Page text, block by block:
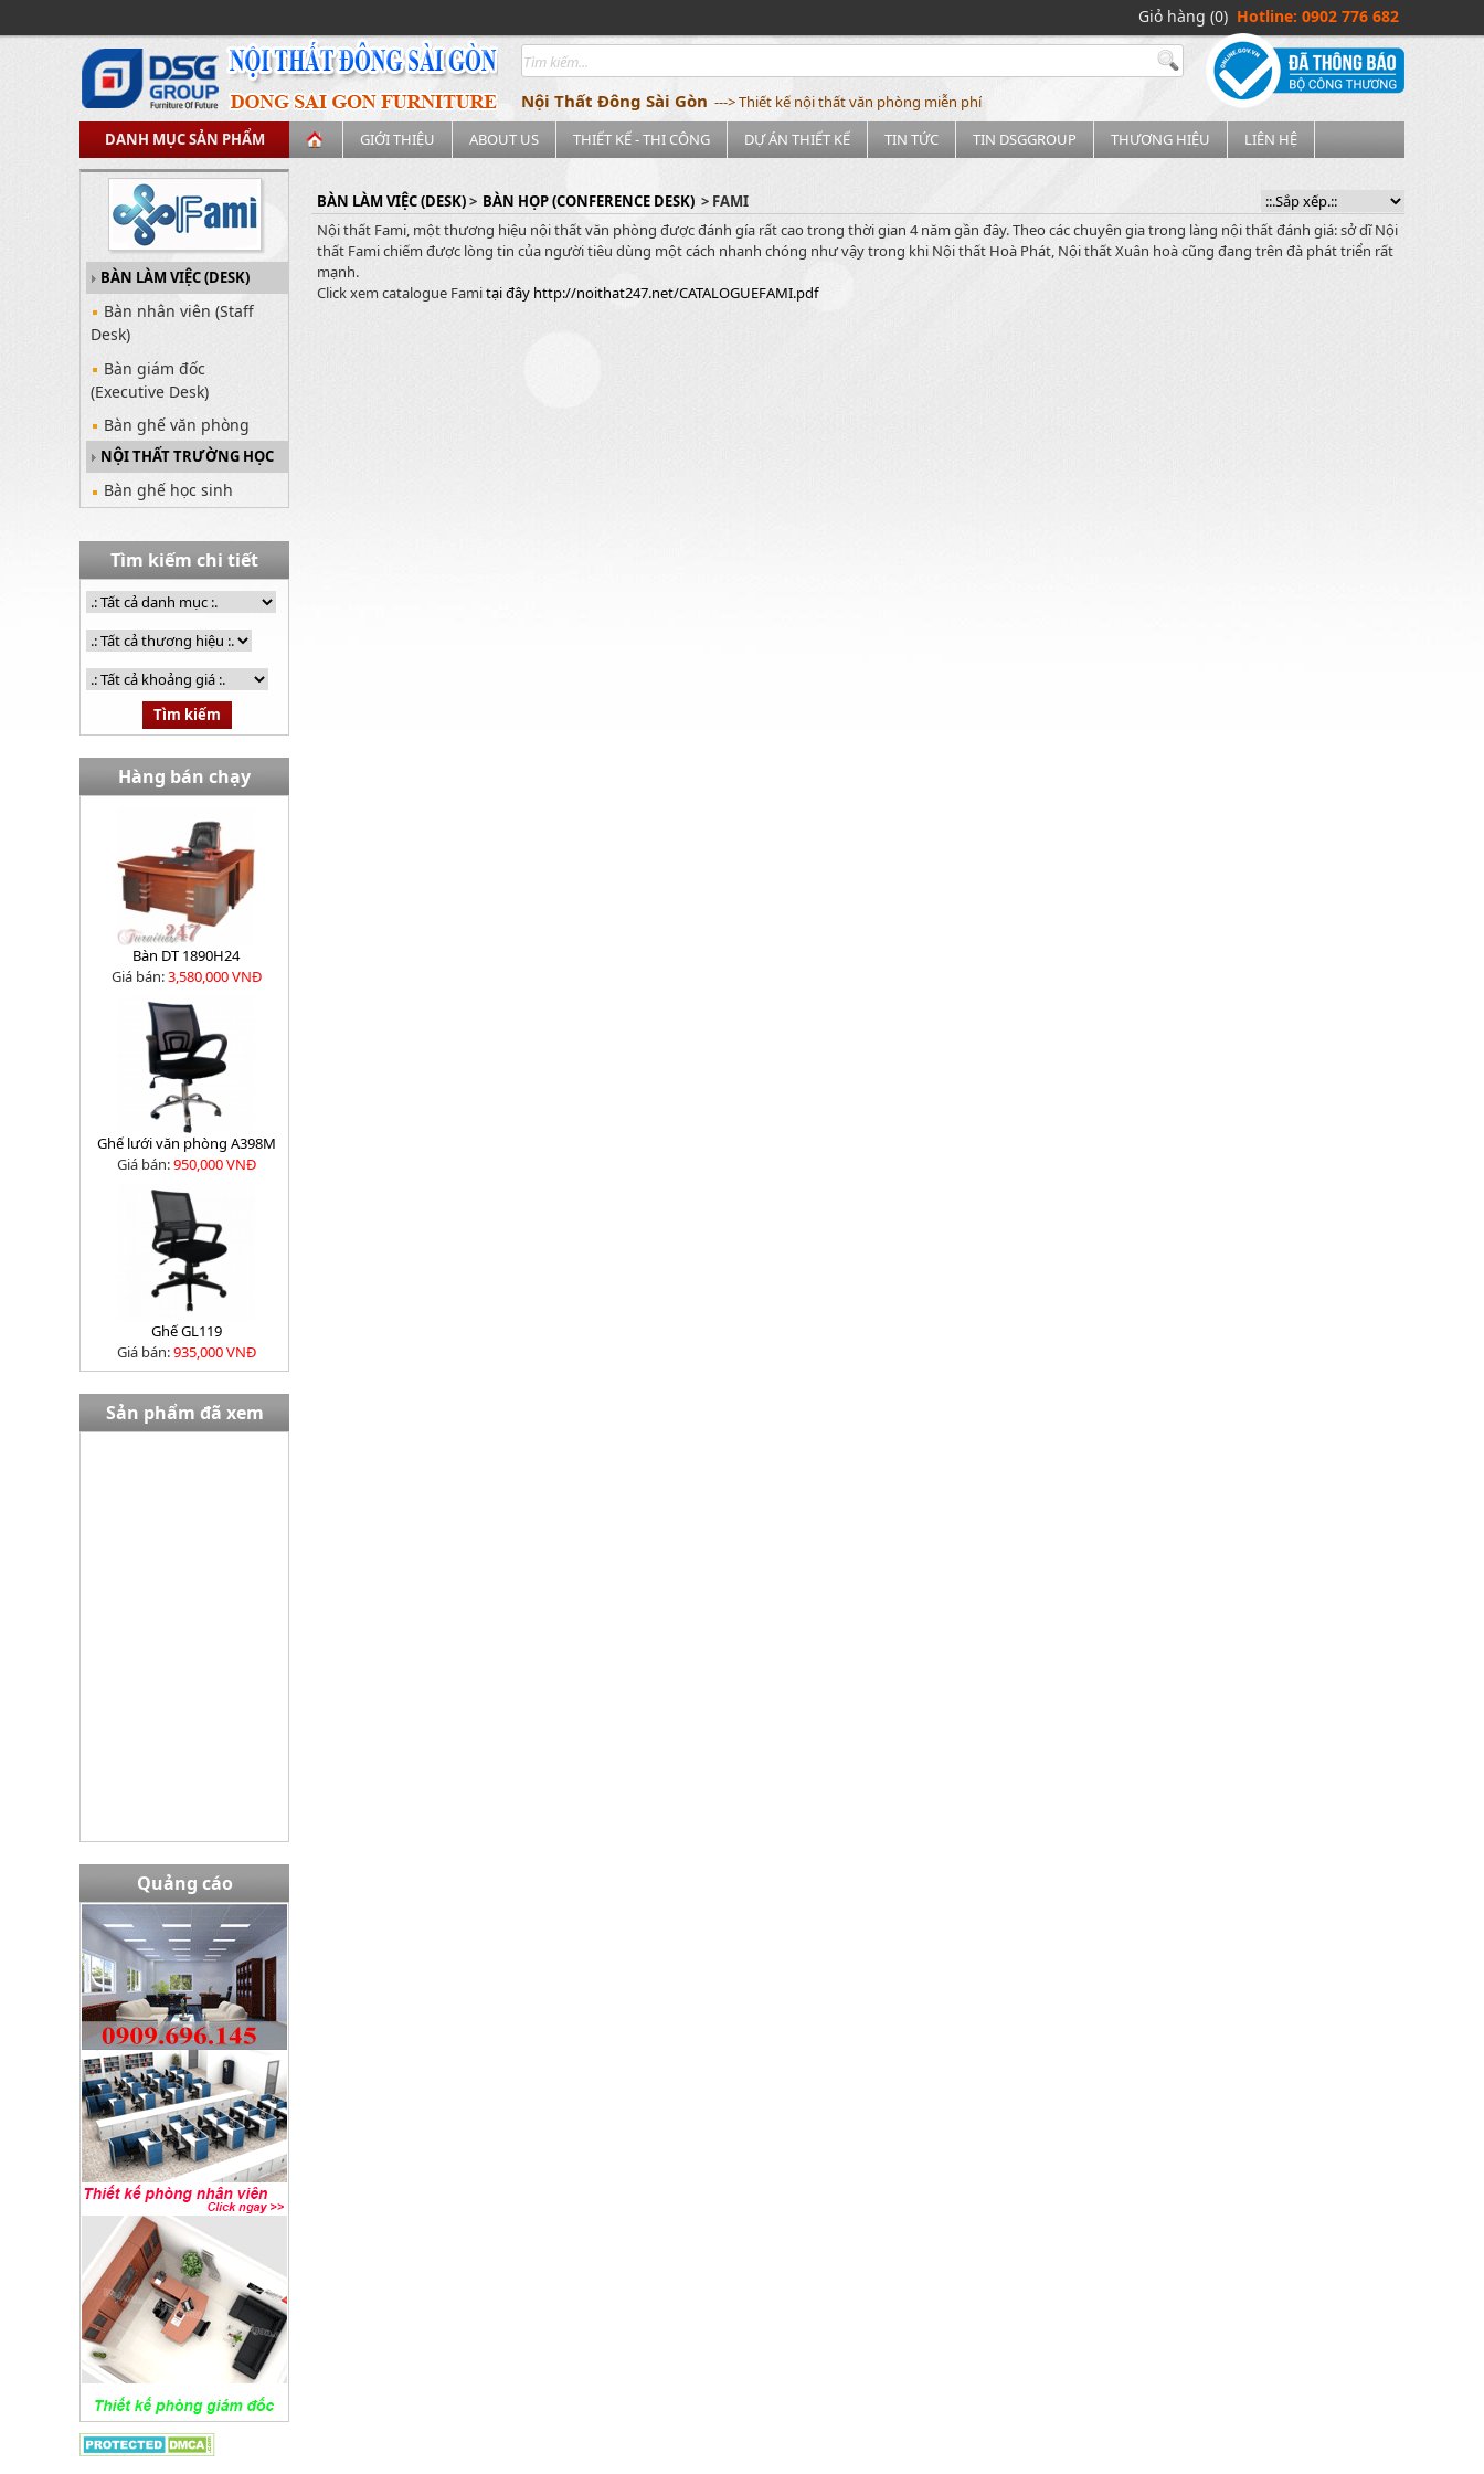
Giỏ hàng (0) Hotline: 0902 776 682
Nội Thất Đông Sài Gòn ---> Thiết kế nội thất văn phòng miễn phí
GIỚI THIỆU
ABOUT US THIẾT KẾ - THI CÔNG DỰ ÁN THIẾT KẾ TIN TỨC TIN DSGGROUP THƯƠNG HIỆU LIÊN HỆ
DANH MỤC SẢN PHẨM
BÀN LÀM VIỆC (DESK)
Bàn nhân viên (Staff
Desk)
Bàn giám đốc
(Executive Desk)
Bàn ghế văn phòng
NỘI THẤT TRƯỜNG HỌC
Bàn ghế học sinh
Tìm kiếm chi tiết
Hàng bán chạy
Bàn DT 1890H24
Giá bán:3,580,000 VNĐ
Ghế lưới văn phòng A398M
Giá bán:950,000 VNĐ
Ghế GL119
Giá bán:935,000 VNĐ
Sản phẩm đã xem
Quảng cáo
BÀN LÀM VIỆC (DESK)> BÀN HỌP (CONFERENCE DESK) > FAMI
Nội thất Fami, một thương hiệu nội thất văn phòng được đánh gía rất cao trong thời gian 4 năm gần đây. Theo các chuyên gia trong làng nội thất đánh giá: sở dĩ Nội
thất Fami chiếm được lòng tin của người tiêu dùng một cách nhanh chóng như vậy trong khi Nội thất Hoà Phát, Nội thất Xuân hoà cũng đang trên đà phát triển rất
mạnh.
Click xem catalogue Famitại đây http://noithat247.net/CATALOGUEFAMI.pdf